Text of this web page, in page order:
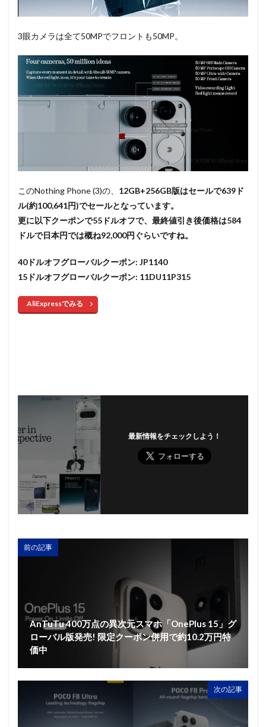
3眼カメラは全て50MPでフロントも50MP。
このNothing Phone (3)の、 12GB+256GB版はセールで639ド
ル(約100,641円)でセールとなっています。
更に以下クーポンで55ドルオフで、最終値引き後価格は584
ドルで日本円では概ね92,000円ぐらいですね。
40ドルオフグローバルクーポン: JP1140
15ドルオフグローバルクーポン: 11DU11P315
AliExpressでみる
最新情報をチェックしよう！
前の記事
AnTuTu 400万点の異次元スマホ「OnePlus 15」グ
ローバル版発売! 限定クーポン併用で約10.2万円特
価中
次の記事